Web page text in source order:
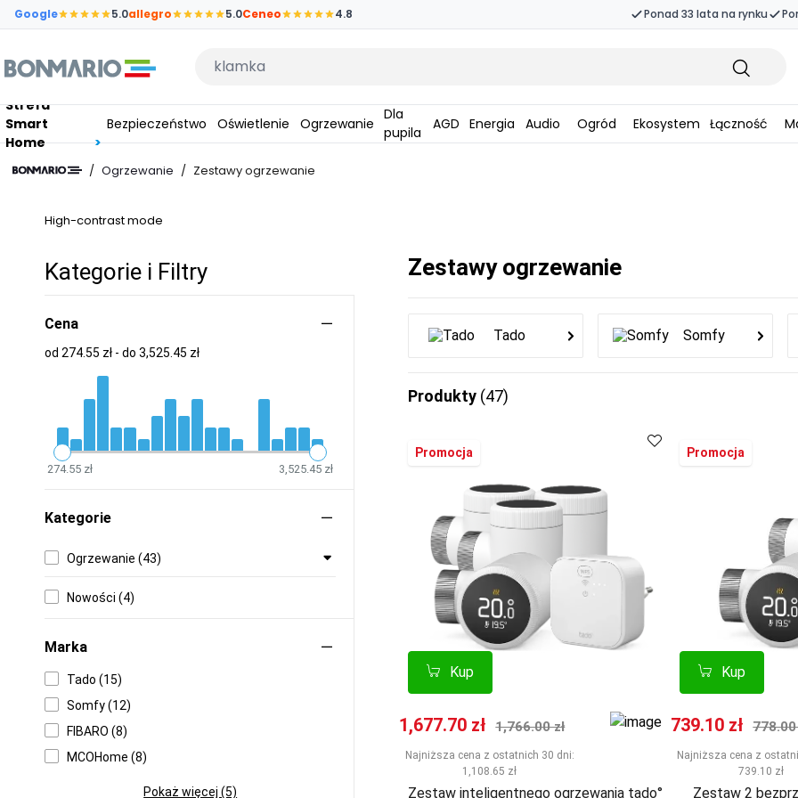
Przejdź do głównej zawartości strony
Google 5.0allegro 5.0Ceneo 4.8 Ponad 33 lata na rynku
Wpisz czego szukasz
Strefa
Smart
Home
Bezpieczeństwo Oświetlenie Ogrzewanie
Dla
pupila
AGD Energia Audio Ogród Ekosystem Łączność
/ Ogrzewanie / Zestawy ogrzewanie
High-contrast mode
Kategorie i Filtry
Cena
od 274.55 zł - do 3,525.45 zł
274.55 zł 3,525.45 zł
Kategorie
Ogrzewanie (43)
Nowości (4)
Marka
Tado (15)
Somfy (12)
FIBARO (8)
MCOHome (8)
Pokaż więcej (5)
Zestawy ogrzewanie
Tado Somfy
Produkty (47)
Kup
Kup
Promocja
Cena promocyjna
1,677.70 zł Normalna cena
1,766.00 zł
Najniższa cena z ostatnich 30 dni:
1,108.65 zł
Zestaw inteligentnego ogrzewania tado°
Kup
Kup
Promocja
Cena
739.10 zł 778.00
Najniższa cena z
739.10 zł
Zestaw 2